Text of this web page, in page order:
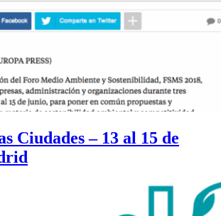
Ciudades – 13 al 15 de